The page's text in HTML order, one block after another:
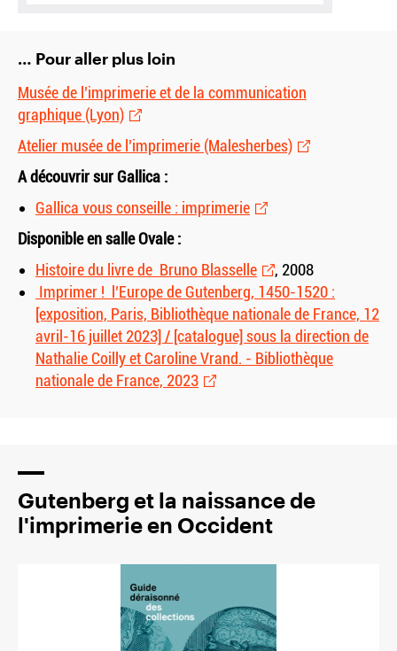
… Pour aller plus loin
Musée de l’imprimerie et de la communication
graphique (Lyon)
Atelier musée de l’imprimerie (Malesherbes)
A découvrir sur Gallica :
Gallica vous conseille : imprimerie
Disponible en salle Ovale :
Histoire du livre de Bruno Blasselle
, 2008
Imprimer ! l’Europe de Gutenberg, 1450-1520 :
[exposition, Paris, Bibliothèque nationale de France, 12
avril-16 juillet 2023] / [catalogue] sous la direction de
Nathalie Coilly et Caroline Vrand. - Bibliothèque
nationale de France, 2023
Gutenberg et la naissance de
l'imprimerie en Occident